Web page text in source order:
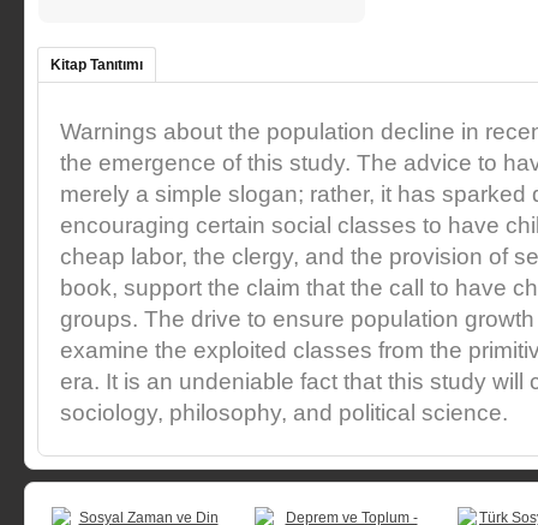
Kitap Tanıtımı
Warnings about the population decline in
the emergence of this study. The advice to
merely a simple slogan; rather, it has
encouraging certain social classes to have
cheap labor, the clergy, and the provision of
book, support the claim that the call to have
groups. The drive to ensure population
examine the exploited classes from the
era. It is an undeniable fact that this study will
sociology, philosophy, and political science.